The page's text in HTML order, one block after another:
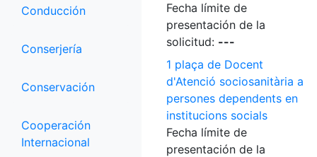
Conducción
Conserjería
Conservación
Cooperación
Internacional
Fecha límite de
presentación de la
solicitud: ---
1 plaça de Docent
d'Atenció sociosanitària a
persones dependents en
institucions socials
Fecha límite de
presentación de la